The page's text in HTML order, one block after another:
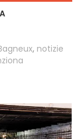
, notizie